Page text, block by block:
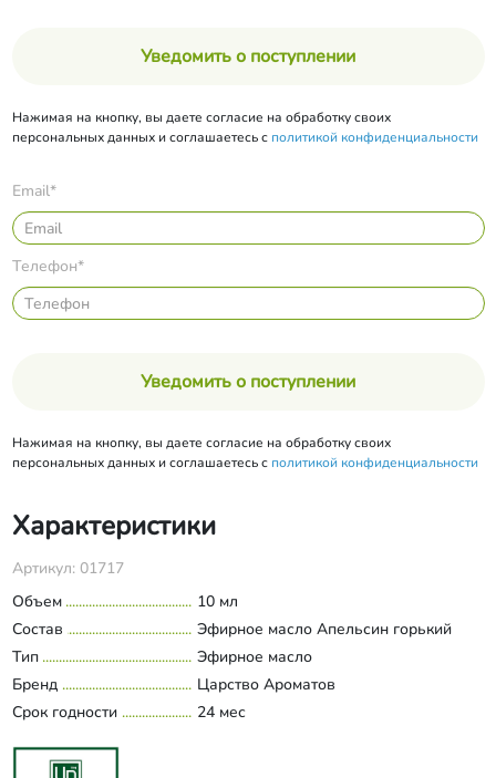
Уведомить о поступлении
Нажимая на кнопку, вы даете согласие на обработку своих
персональных данных и соглашаетесь с политикой конфиденциальности
Email*
Телефон*
Уведомить о поступлении
Нажимая на кнопку, вы даете согласие на обработку своих
персональных данных и соглашаетесь с политикой конфиденциальности
Характеристики
Артикул: 01717
Объем
10 мл
Состав
Эфирное масло Апельсин горький
Тип
Эфирное масло
Бренд
Царство Ароматов
Срок годности
24 мес